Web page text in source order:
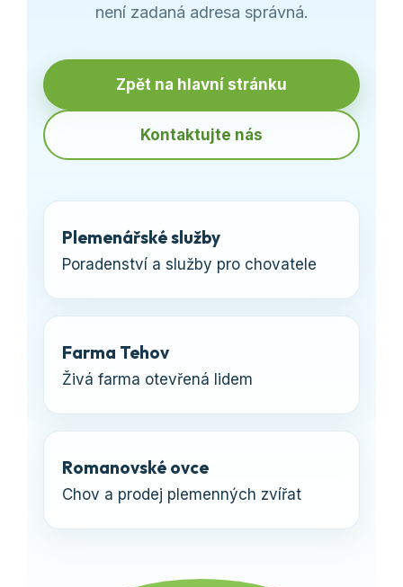
není zadaná adresa správná.
Zpět na hlavní stránku
Kontaktujte nás
Plemenářské služby
Poradenství a služby pro chovatele
Farma Tehov
Živá farma otevřená lidem
Romanovské ovce
Chov a prodej plemenných zvířat